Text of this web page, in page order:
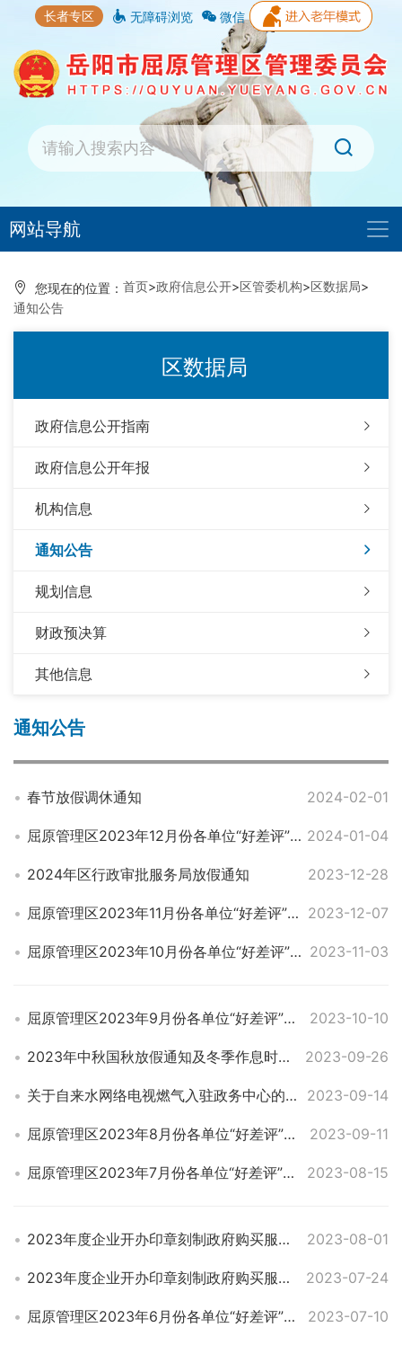
长者专区 无障碍浏览 微信
网站导航
您现在的位置： 首页>政府信息公开>区管委机构>区数据局>
通知公告
区数据局
政府信息公开指南
政府信息公开年报
机构信息
通知公告
规划信息
财政预决算
其他信息
通知公告
春节放假调休通知 2024-02-01
屈原管理区2023年12月份各单位“好差评”评价数 2024-01-04
2024年区行政审批服务局放假通知 2023-12-28
屈原管理区2023年11月份各单位“好差评”评价数 2023-12-07
屈原管理区2023年10月份各单位“好差评”评价数 2023-11-03
屈原管理区2023年9月份各单位“好差评”评价数 2023-10-10
2023年中秋国秋放假通知及冬季作息时间安排 2023-09-26
关于自来水网络电视燃气入驻政务中心的通知 2023-09-14
屈原管理区2023年8月份各单位“好差评”评价数 2023-09-11
屈原管理区2023年7月份各单位“好差评”评价数 2023-08-15
2023年度企业开办印章刻制政府购买服务采购项目中选公告 2023-08-01
2023年度企业开办印章刻制政府购买服务采购项目比选公告 2023-07-24
屈原管理区2023年6月份各单位“好差评”评价数 2023-07-10